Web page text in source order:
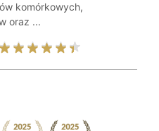
komórkowych,
oraz ...